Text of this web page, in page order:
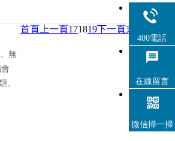
無
、
首頁 上一頁171819下一頁末頁
400電話
在線留言
微信掃一掃